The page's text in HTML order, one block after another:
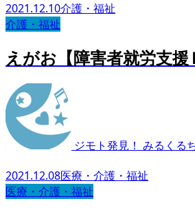
2021.12.10介護・福祉
介護・福祉
えがお【障害者就労支
ジモト発見！ みるくる
2021.12.08医療・介護・福祉
医療・介護・福祉